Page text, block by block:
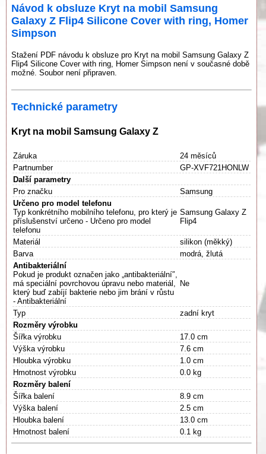
Návod k obsluze Kryt na mobil Samsung
Galaxy Z Flip4 Silicone Cover with ring, Homer
Simpson
Stažení PDF návodu k obsluze pro Kryt na mobil Samsung Galaxy Z
Flip4 Silicone Cover with ring, Homer Simpson není v současné době
možné. Soubor není připraven.
Technické parametry
Kryt na mobil Samsung Galaxy Z
Záruka
24 měsíců
Partnumber
GP-XVF721HONLW
Další parametry
Pro značku
Samsung
Určeno pro model telefonu
Typ konkrétního mobilního telefonu, pro který je
příslušenství určeno - Určeno pro model
telefonu
Samsung Galaxy Z
Flip4
Materiál
silikon (měkký)
Barva
modrá, žlutá
Antibakteriální
Pokud je produkt označen jako „antibakteriální″,
má speciální povrchovou úpravu nebo materiál,
který buď zabíjí bakterie nebo jim brání v růstu
- Antibakteriální
Ne
Typ
zadní kryt
Rozměry výrobku
Šířka výrobku
17.0 cm
Výška výrobku
7.6 cm
Hloubka výrobku
1.0 cm
Hmotnost výrobku
0.0 kg
Rozměry balení
Šířka balení
8.9 cm
Výška balení
2.5 cm
Hloubka balení
13.0 cm
Hmotnost balení
0.1 kg